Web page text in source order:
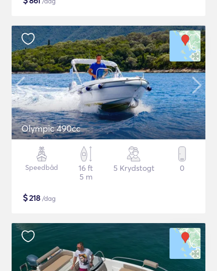
Olympic 490cc
Speedbåd
16 ft
5 m
5 Krydstogt 0
$218 /dag